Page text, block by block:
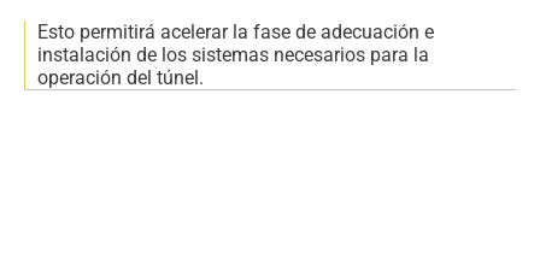
Esto permitirá acelerar la fase de adecuación e
instalación de los sistemas necesarios para la
operación del túnel.